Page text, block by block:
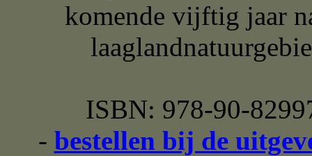
komende vijftig jaar
ISBN: 978-90-
- bestellen bij de